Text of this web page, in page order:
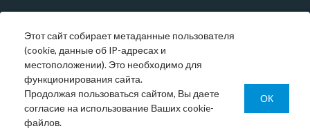
* Цены, указанные на сайте, носят исключительно
информативный характер и могут быть в любое время
изменены.
Окончательную информация необходимо уточнять у
администратора в регистратуре или по телефону:
+7 (343) 355-56-57.
© 1993-2026 ООО МО «Новая больница»
Этот сайт собирает метаданные пользователя
(cookie, данные об IP-адресах и
местоположении). Это необходимо для
функционирования сайта.
Продолжая пользоваться сайтом, Вы даете
согласие на использование Ваших cookie-
файлов.
ОК